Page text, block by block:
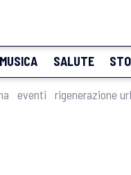
MUSICA SALUTE
eventi rigenerazione